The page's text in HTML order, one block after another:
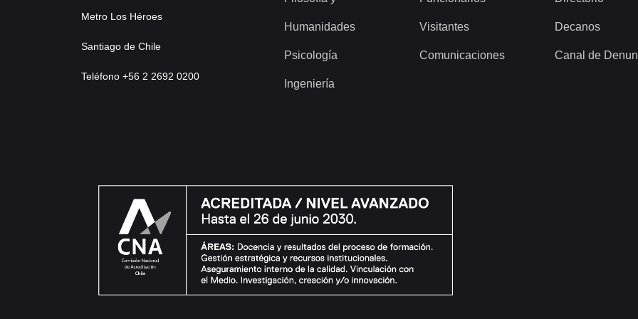
Metro Los Héroes
Santiago de Chile
Teléfono +56 2 2692 0200
Humanidades
Psicología
Ingeniería
Visitantes
Comunicaciones
Decanos
Canal de